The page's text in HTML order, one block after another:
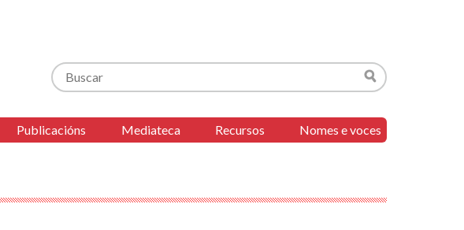
Buscar
Buscar
Publicacións Mediateca Recursos Nomes e voces